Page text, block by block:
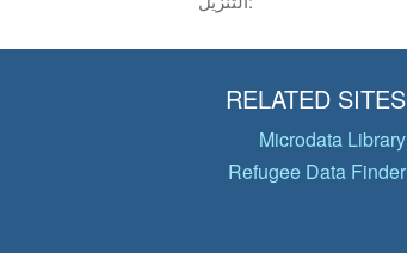
RELATED SITES
Microdata Library
Refugee Data Finder